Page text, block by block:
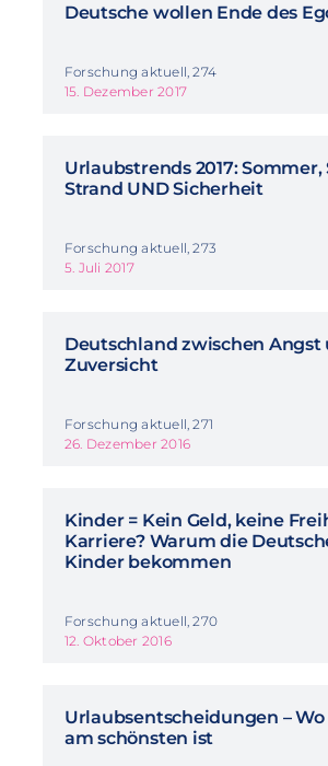
Deutsche wollen Ende des
Forschung aktuell, 274
15. Dezember 2017
Urlaubstrends 2017: Sommer,
Strand UND Sicherheit
Forschung aktuell, 273
5. Juli 2017
Deutschland zwischen Angst
Zuversicht
Forschung aktuell, 271
26. Dezember 2016
Kinder = Kein Geld, keine
Karriere? Warum die
Kinder bekommen
Forschung aktuell, 270
12. Oktober 2016
Urlaubsentscheidungen –
am schönsten ist